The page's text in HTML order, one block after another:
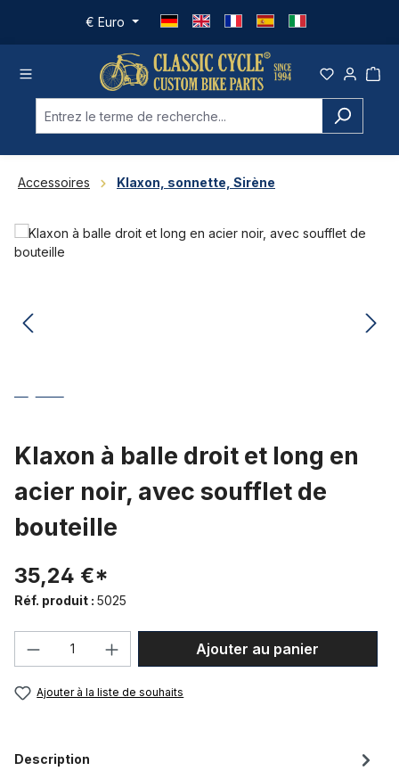
Passer au contenu principal
€ Euro
Accessoires Klaxon, sonnette, Sirène
Ignorer la galerie d'images
Klaxon à balle droit et long en
acier noir, avec soufflet de
bouteille
35,24 €*
Réf. produit : 5025
Quantité de produit : Entrez la
Ajouter au panier
Ajouter à la liste de souhaits
Description